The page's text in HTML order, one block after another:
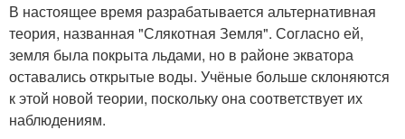
В настоящее время разрабатывается альтернативная
теория, названная "Слякотная Земля". Согласно ей,
земля была покрыта льдами, но в районе экватора
оставались открытые воды. Учёные больше склоняются
к этой новой теории, поскольку она соответствует их
наблюдениям.